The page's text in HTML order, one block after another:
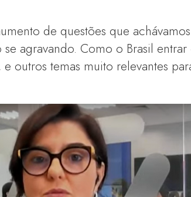
de questões que
agravando. Como o Brasil
outros temas muito relevantes